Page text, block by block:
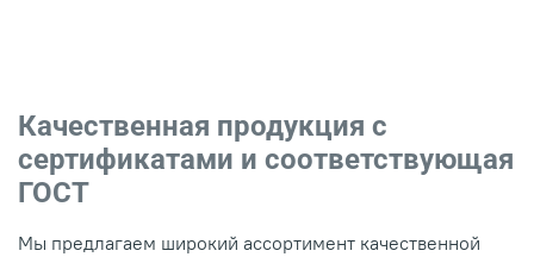
Качественная продукция с
сертификатами и соответствующая
ГОСТ
Мы предлагаем широкий ассортимент качественной